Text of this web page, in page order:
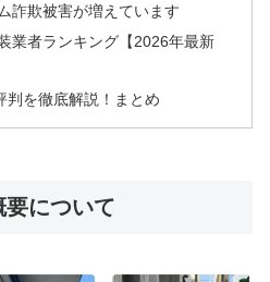
詐欺被害が増えています
業者ランキング【2026年最新
判を徹底解説！まとめ
について